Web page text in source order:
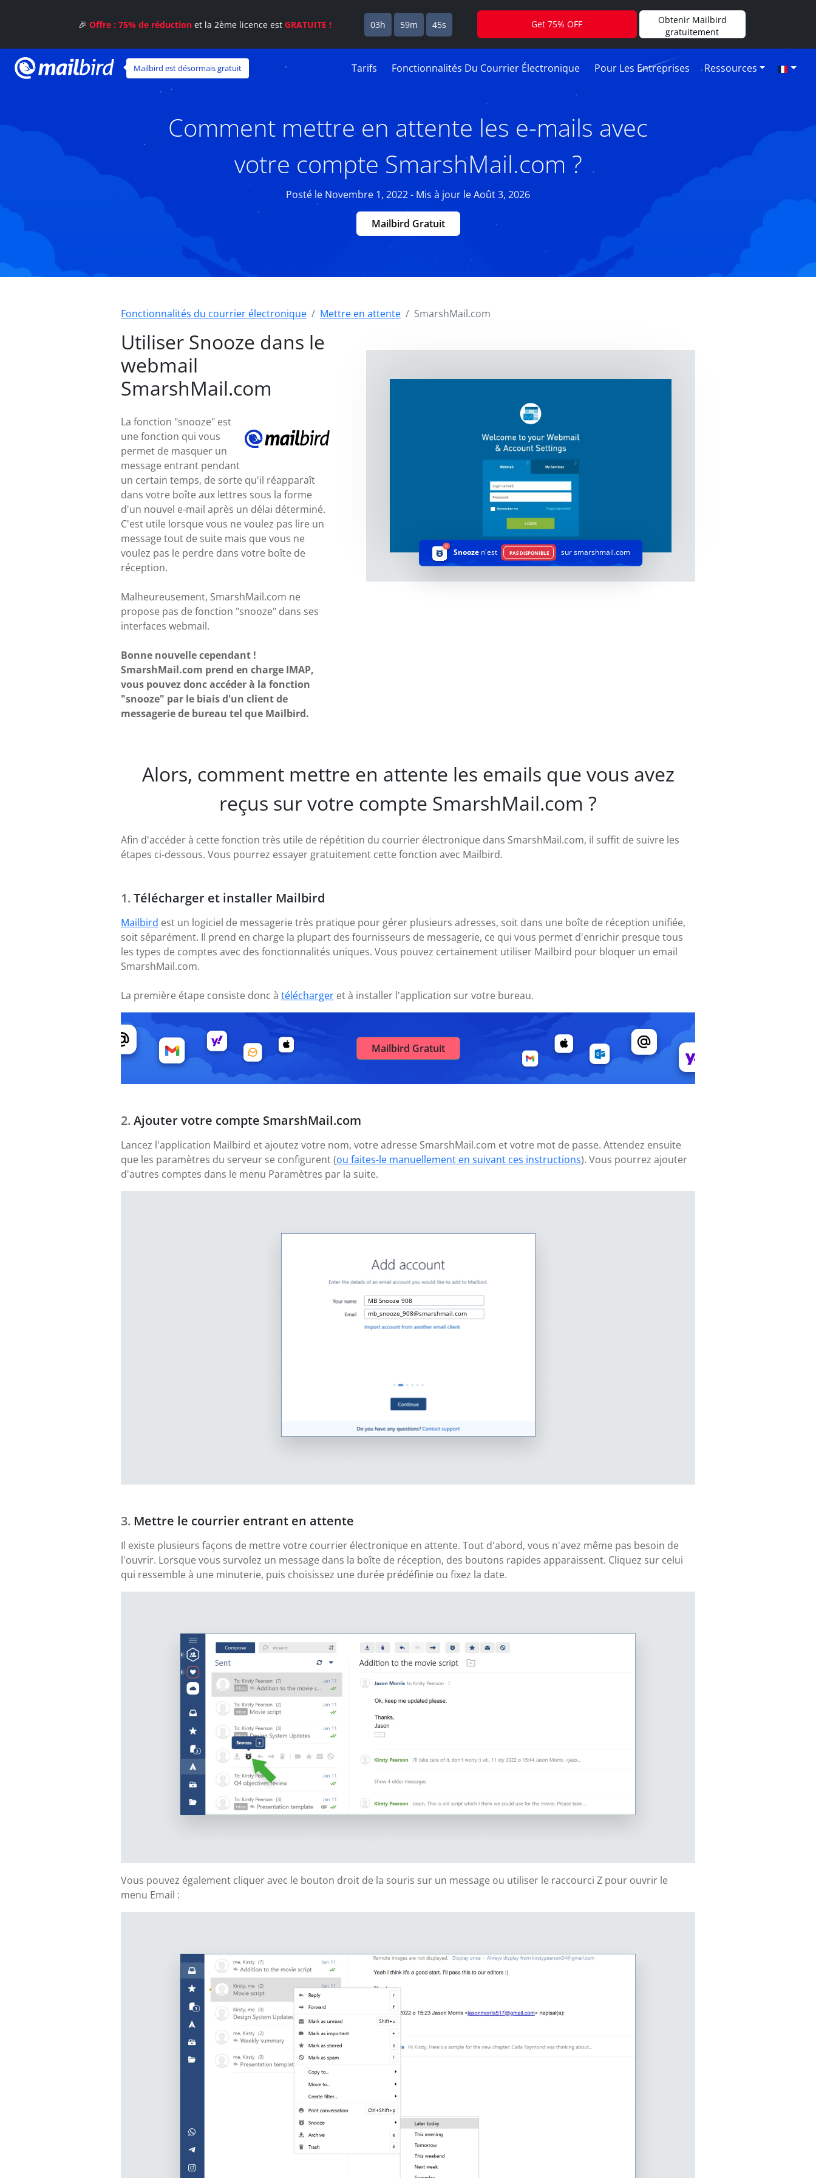
Mailbird est désormais gratuit Tarifs Fonctionnalités Du Courrier Électronique Pour Les Entreprises Ressources
Comment mettre en attente les e-mails avec
votre compte SmarshMail.com ?
Posté le Novembre 1, 2022 - Mis à jour le Août 3, 2026
Mailbird Gratuit
Fonctionnalités du courrier électronique Mettre en attente SmarshMail.com
Utiliser Snooze dans le
webmail
SmarshMail.com
La fonction "snooze" est
une fonction qui vous
permet de masquer un
message entrant pendant
un certain temps, de sorte qu'il réapparaît
dans votre boîte aux lettres sous la forme
d'un nouvel e-mail après un délai déterminé.
C'est utile lorsque vous ne voulez pas lire un
message tout de suite mais que vous ne
voulez pas le perdre dans votre boîte de
réception.
Malheureusement, SmarshMail.com ne
propose pas de fonction "snooze" dans ses
interfaces webmail.
Bonne nouvelle cependant !
SmarshMail.com prend en charge IMAP,
vous pouvez donc accéder à la fonction
"snooze" par le biais d'un client de
messagerie de bureau tel que Mailbird.
Snoozen'est PAS DISPONIBLE sur smarshmail.com
Alors, comment mettre en attente les emails que vous avez
reçus sur votre compte SmarshMail.com ?
Afin d'accéder à cette fonction très utile de répétition du courrier électronique dans SmarshMail.com, il suffit de suivre les
étapes ci-dessous. Vous pourrez essayer gratuitement cette fonction avec Mailbird.
Télécharger et installer Mailbird
Mailbird est un logiciel de messagerie très pratique pour gérer plusieurs adresses, soit dans une boîte de réception unifiée,
soit séparément. Il prend en charge la plupart des fournisseurs de messagerie, ce qui vous permet d'enrichir presque tous
les types de comptes avec des fonctionnalités uniques. Vous pouvez certainement utiliser Mailbird pour bloquer un email
SmarshMail.com.
La première étape consiste donc à télécharger et à installer l'application sur votre bureau.
Mailbird Gratuit
Ajouter votre compte SmarshMail.com
Lancez l'application Mailbird et ajoutez votre nom, votre adresse SmarshMail.com et votre mot de passe. Attendez ensuite
que les paramètres du serveur se configurent (ou faites-le manuellement en suivant ces instructions). Vous pourrez ajouter
d'autres comptes dans le menu Paramètres par la suite.
MB Snooze 908
mb_snooze_908@smarshmail.com
Mettre le courrier entrant en attente
Il existe plusieurs façons de mettre votre courrier électronique en attente. Tout d'abord, vous n'avez même pas besoin de
l'ouvrir. Lorsque vous survolez un message dans la boîte de réception, des boutons rapides apparaissent. Cliquez sur celui
qui ressemble à une minuterie, puis choisissez une durée prédéfinie ou fixez la date.
Vous pouvez également cliquer avec le bouton droit de la souris sur un message ou utiliser le raccourci Z pour ouvrir le
menu Email :
🎉 Offre : 75% de réductionet la 2ème licence est GRATUITE ! 03h 59m 44s Get 75% OFF
Obtenir Mailbird
gratuitement